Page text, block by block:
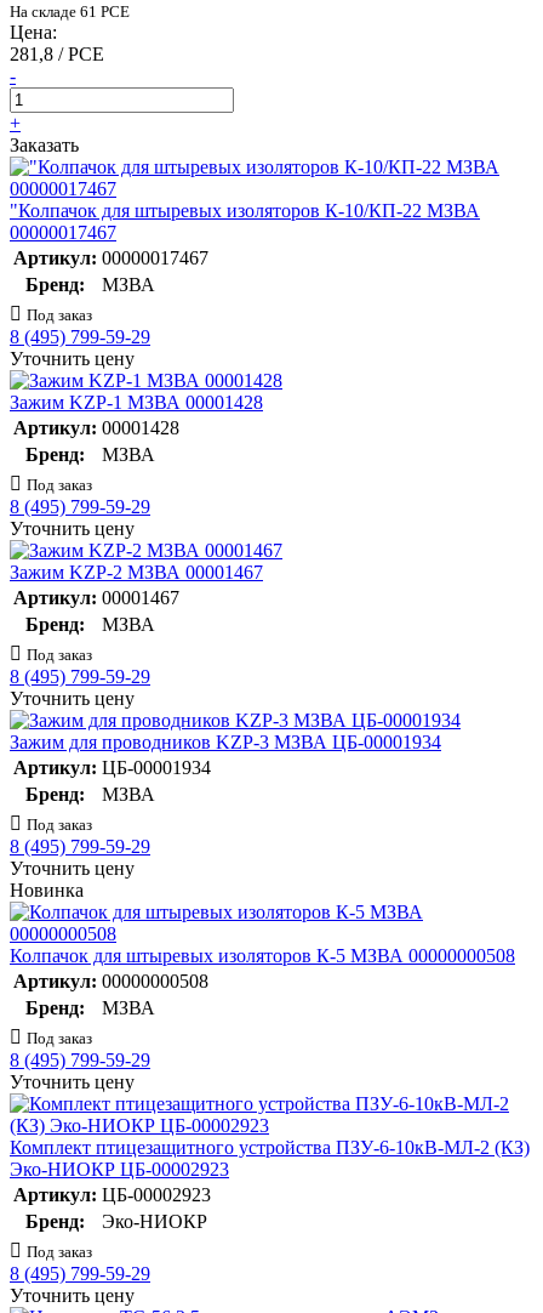
На складе 61 PCE
Цена:
281,8 / PCE
-
+
Заказать
"Колпачок для штыревых изоляторов К-10/КП-22 МЗВА
00000017467
Артикул: 00000017467
Бренд:
МЗВА
Под заказ
8 (495) 799-59-29
Уточнить цену
Зажим KZP-1 МЗВА 00001428
Артикул: 00001428
Бренд:
МЗВА
Под заказ
8 (495) 799-59-29
Уточнить цену
Зажим KZP-2 МЗВА 00001467
Артикул: 00001467
Бренд:
МЗВА
Под заказ
8 (495) 799-59-29
Уточнить цену
Зажим для проводников KZP-3 МЗВА ЦБ-00001934
Артикул: ЦБ-00001934
Бренд:
МЗВА
Под заказ
8 (495) 799-59-29
Уточнить цену
Новинка
Колпачок для штыревых изоляторов К-5 МЗВА 00000000508
Артикул: 00000000508
Бренд:
МЗВА
Под заказ
8 (495) 799-59-29
Уточнить цену
Комплект птицезащитного устройства ПЗУ-6-10кВ-МЛ-2 (КЗ)
Эко-НИОКР ЦБ-00002923
Артикул: ЦБ-00002923
Бренд:
Эко-НИОКР
Под заказ
8 (495) 799-59-29
Уточнить цену